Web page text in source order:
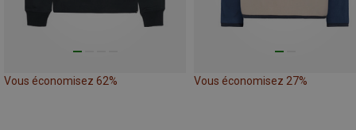
Vous économisez 62% Vous économisez 27%